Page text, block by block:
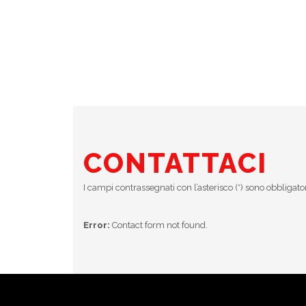
CONTATTACI
I campi contrassegnati con l’asterisco (*) sono
Error: Contact form not found.